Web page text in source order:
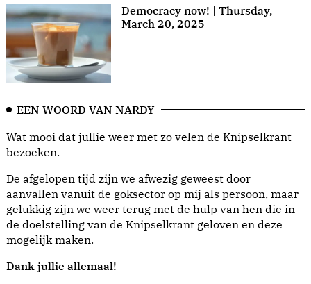
Democracy now! | Thursday,
March 20, 2025
EEN WOORD VAN NARDY
Wat mooi dat jullie weer met zo velen de Knipselkrant
bezoeken.
De afgelopen tijd zijn we afwezig geweest door
aanvallen vanuit de goksector op mij als persoon, maar
gelukkig zijn we weer terug met de hulp van hen die in
de doelstelling van de Knipselkrant geloven en deze
mogelijk maken.
Dank jullie allemaal!